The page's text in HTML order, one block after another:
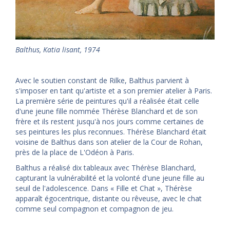
Balthus, Katia lisant, 1974
Avec le soutien constant de Rilke, Balthus parvient à
s'imposer en tant qu'artiste et a son premier atelier à Paris.
La première série de peintures qu'il a réalisée était celle
d'une jeune fille nommée Thérèse Blanchard et de son
frère et ils restent jusqu'à nos jours comme certaines de
ses peintures les plus reconnues. Thérèse Blanchard était
voisine de Balthus dans son atelier de la Cour de Rohan,
près de la place de L'Odéon à Paris.
Balthus a réalisé dix tableaux avec Thérèse Blanchard,
capturant la vulnérabilité et la volonté d'une jeune fille au
seuil de l'adolescence. Dans « Fille et Chat », Thérèse
apparaît égocentrique, distante ou rêveuse, avec le chat
comme seul compagnon et compagnon de jeu.